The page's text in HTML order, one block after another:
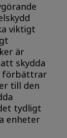
viktigt
är
skydda
förbättrar
till den
tydligt
enheter